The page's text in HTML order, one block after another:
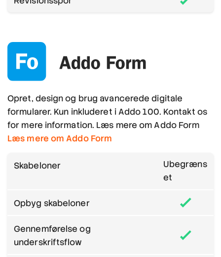
Opret, design og brug avancerede digitale
formularer. Kun inkluderet i Addo 100. Kontakt os
for mere information. Læs mere om Addo Form
Læs mere om Addo Form
Skabeloner
Ubegræns
et
Opbyg skabeloner
Gennemførelse og
underskriftsflow